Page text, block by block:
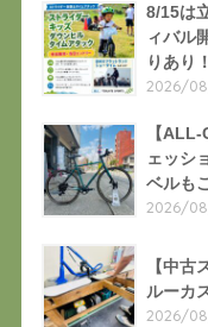
8/15は
ィバル
りあり
2026/
【
ェッシ
ベルも
2026/
【中古
ルーカ
2026/